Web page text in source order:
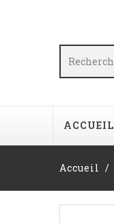
ACCUEIL
Accueil